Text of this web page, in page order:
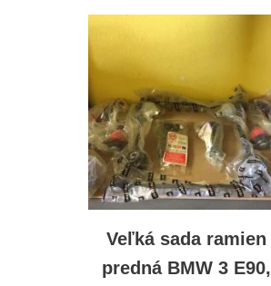
Veľká sada ramien
predná BMW 3 E90,